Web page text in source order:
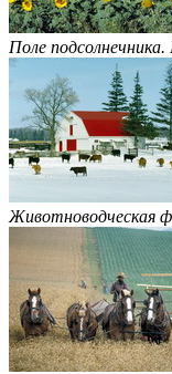
Поле
Животноводческая